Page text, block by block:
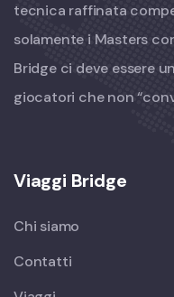
tecnica raffinata
solamente i Masters
Bridge ci deve essere
giocatori che non
Viaggi Bridge
Chi siamo
Contatti